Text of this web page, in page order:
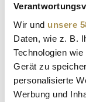
Wir und unsere
Daten, wie z. B.
Technologien
Gerät zu
personalisierte
Werbung und